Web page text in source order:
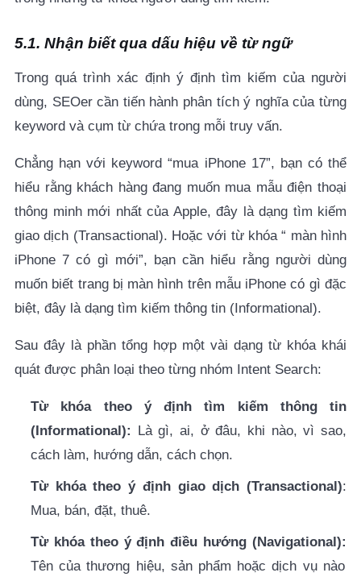
5.1. Nhận biết qua dấu hiệu về từ ngữ
Trong quá trình xác định ý định tìm kiếm của người
dùng, SEOer cần tiến hành phân tích ý nghĩa của từng
keyword và cụm từ chứa trong mỗi truy vấn.
Chẳng hạn với keyword “mua iPhone 17”, bạn có thể
hiểu rằng khách hàng đang muốn mua mẫu điện thoại
thông minh mới nhất của Apple, đây là dạng tìm kiếm
giao dịch (Transactional). Hoặc với từ khóa “ màn hình
iPhone 7 có gì mới”, bạn cần hiểu rằng người dùng
muốn biết trang bị màn hình trên mẫu iPhone có gì đặc
biệt, đây là dạng tìm kiếm thông tin (Informational).
Sau đây là phần tổng hợp một vài dạng từ khóa khái
quát được phân loại theo từng nhóm Intent Search:
Từ khóa theo ý định tìm kiếm thông tin
(Informational): Là gì, ai, ở đâu, khi nào, vì sao,
cách làm, hướng dẫn, cách chọn.
Từ khóa theo ý định giao dịch (Transactional):
Mua, bán, đặt, thuê.
Từ khóa theo ý định điều hướng (Navigational):
Tên của thương hiệu, sản phẩm hoặc dịch vụ nào